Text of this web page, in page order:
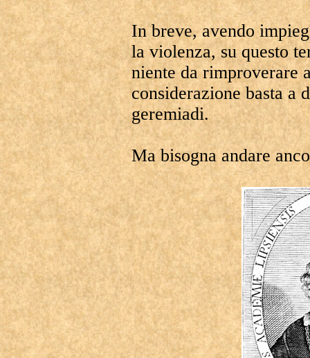
In breve, avendo
la violenza, su questo
niente da rimproverare
considerazione basta a
geremiadi.
Ma bisogna andare